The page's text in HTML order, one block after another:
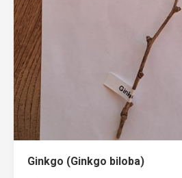
Ginkgo (Ginkgo biloba)